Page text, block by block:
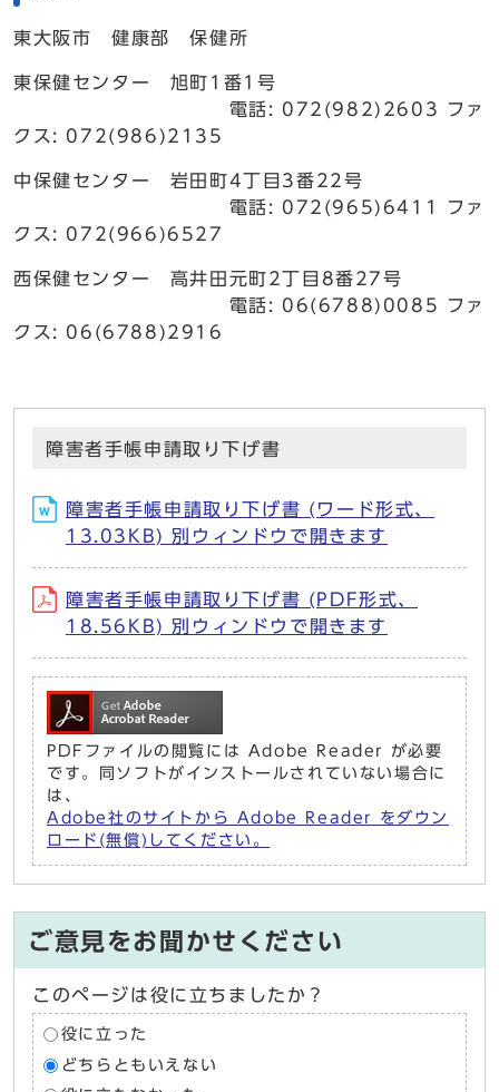
東大阪市 健康部 保健所
東保健センター 旭町1番1号
電話: 072(982)2603 ファ
クス: 072(986)2135
中保健センター 岩田町4丁目3番22号
電話: 072(965)6411 ファ
クス: 072(966)6527
西保健センター 高井田元町2丁目8番27号
電話: 06(6788)0085 ファ
クス: 06(6788)2916
障害者手帳申請取り下げ書
障害者手帳申請取り下げ書 (ワード形式、
13.03KB) 別ウィンドウで開きます
障害者手帳申請取り下げ書 (PDF形式、
18.56KB) 別ウィンドウで開きます
PDFファイルの閲覧には Adobe Reader が必要
です。同ソフトがインストールされていない場合に
は、
Adobe社のサイトから Adobe Reader をダウン
ロード(無償)してください。
ご意見をお聞かせください
このページは役に立ちましたか？
役に立った
どちらともいえない